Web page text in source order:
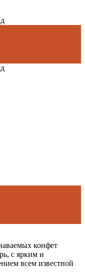
конфет
с ярким и
всем известной